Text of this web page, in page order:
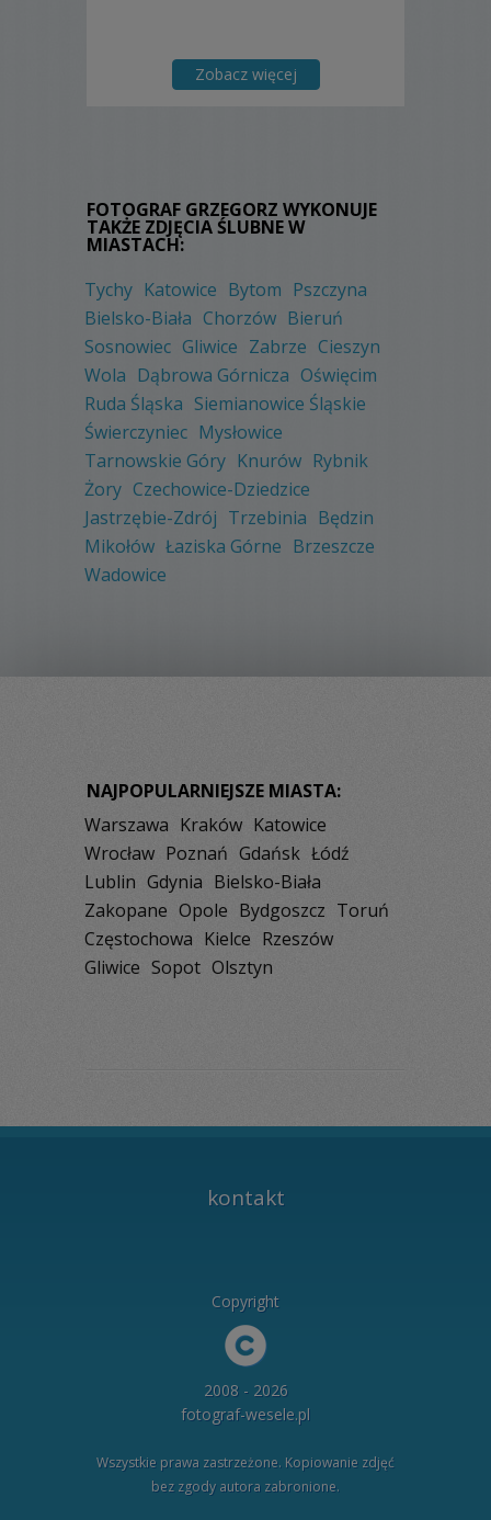
Zobacz więcej
FOTOGRAF GRZEGORZ WYKONUJE
TAKŻE ZDJĘCIA ŚLUBNE W
MIASTACH:
Tychy Katowice Bytom Pszczyna
Bielsko-Biała Chorzów Bieruń
Sosnowiec Gliwice Zabrze Cieszyn
Wola Dąbrowa Górnicza Oświęcim
Ruda Śląska Siemianowice Śląskie
Świerczyniec Mysłowice
Tarnowskie Góry Knurów Rybnik
Żory Czechowice-Dziedzice
Jastrzębie-Zdrój Trzebinia Będzin
Mikołów Łaziska Górne Brzeszcze
Wadowice
NAJPOPULARNIEJSZE MIASTA:
Warszawa Kraków Katowice
Wrocław Poznań Gdańsk Łódź
Lublin Gdynia Bielsko-Biała
Zakopane Opole Bydgoszcz Toruń
Częstochowa Kielce Rzeszów
Gliwice Sopot Olsztyn
kontakt
Copyright
2008 - 2026
fotograf-wesele.pl
Wszystkie prawa zastrzeżone. Kopiowanie zdjęć
bez zgody autora zabronione.